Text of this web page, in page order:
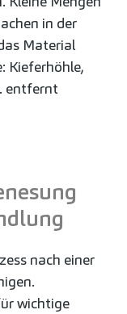
in der
Material
Kieferhöhle,
entfernt
nach einer
wichtige